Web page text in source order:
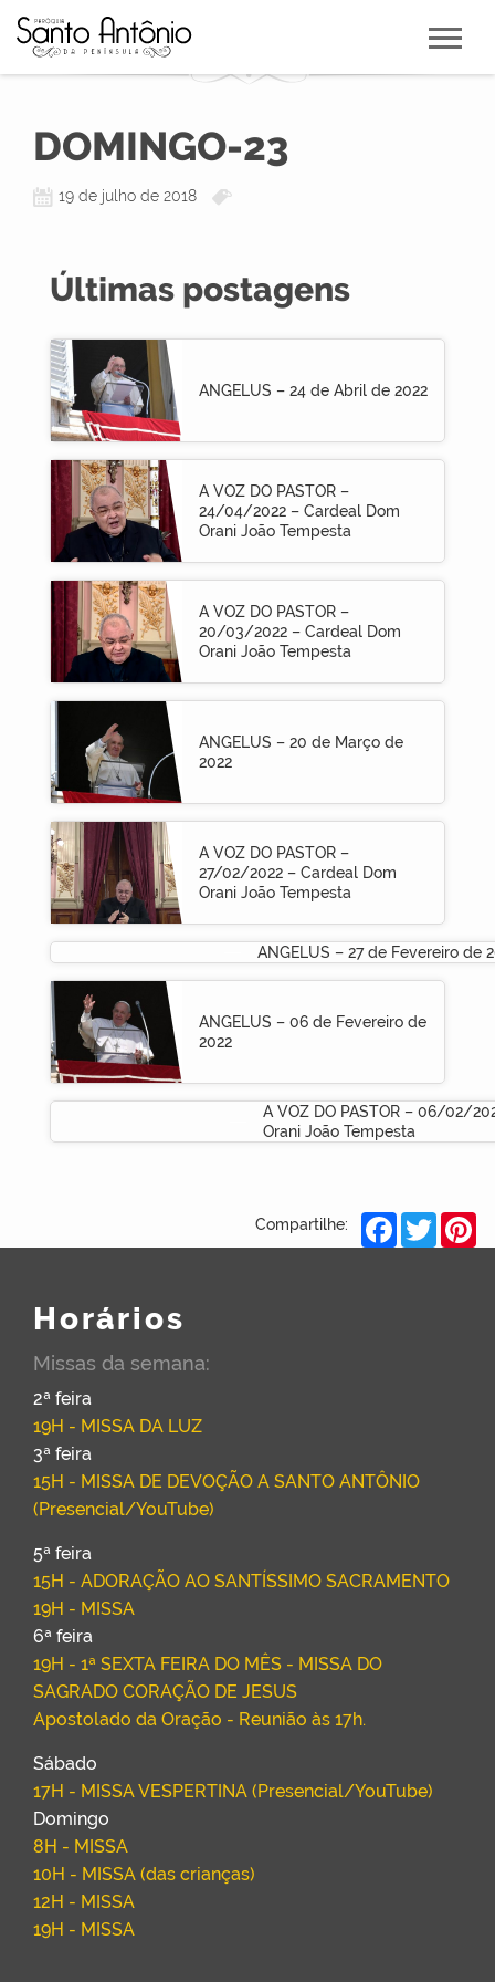
DOMINGO-23
19 de julho de 2018
Últimas postagens
ANGELUS – 24 de Abril de 2022
A VOZ DO PASTOR –
24/04/2022 – Cardeal Dom
Orani João Tempesta
A VOZ DO PASTOR –
20/03/2022 – Cardeal Dom
Orani João Tempesta
ANGELUS – 20 de Março de
2022
A VOZ DO PASTOR –
27/02/2022 – Cardeal Dom
Orani João Tempesta
ANGELUS – 27 de Fevereiro de
ANGELUS – 06 de Fevereiro de
2022
A VOZ DO PASTOR – 06/02/
Orani João Tempesta
Compartilhe: Facebook
Twitter
Horários
Missas da semana:
2ª feira
19H - MISSA DA LUZ
3ª feira
15H - MISSA DE DEVOÇÃO A SANTO ANTÔNIO
(Presencial/YouTube)
5ª feira
15H - ADORAÇÃO AO SANTÍSSIMO SACRAMENTO
19H - MISSA
6ª feira
19H - 1ª SEXTA FEIRA DO MÊS - MISSA DO
SAGRADO CORAÇÃO DE JESUS
Apostolado da Oração - Reunião às 17h.
Sábado
17H - MISSA VESPERTINA (Presencial/YouTube)
Domingo
8H - MISSA
10H - MISSA (das crianças)
12H - MISSA
19H - MISSA